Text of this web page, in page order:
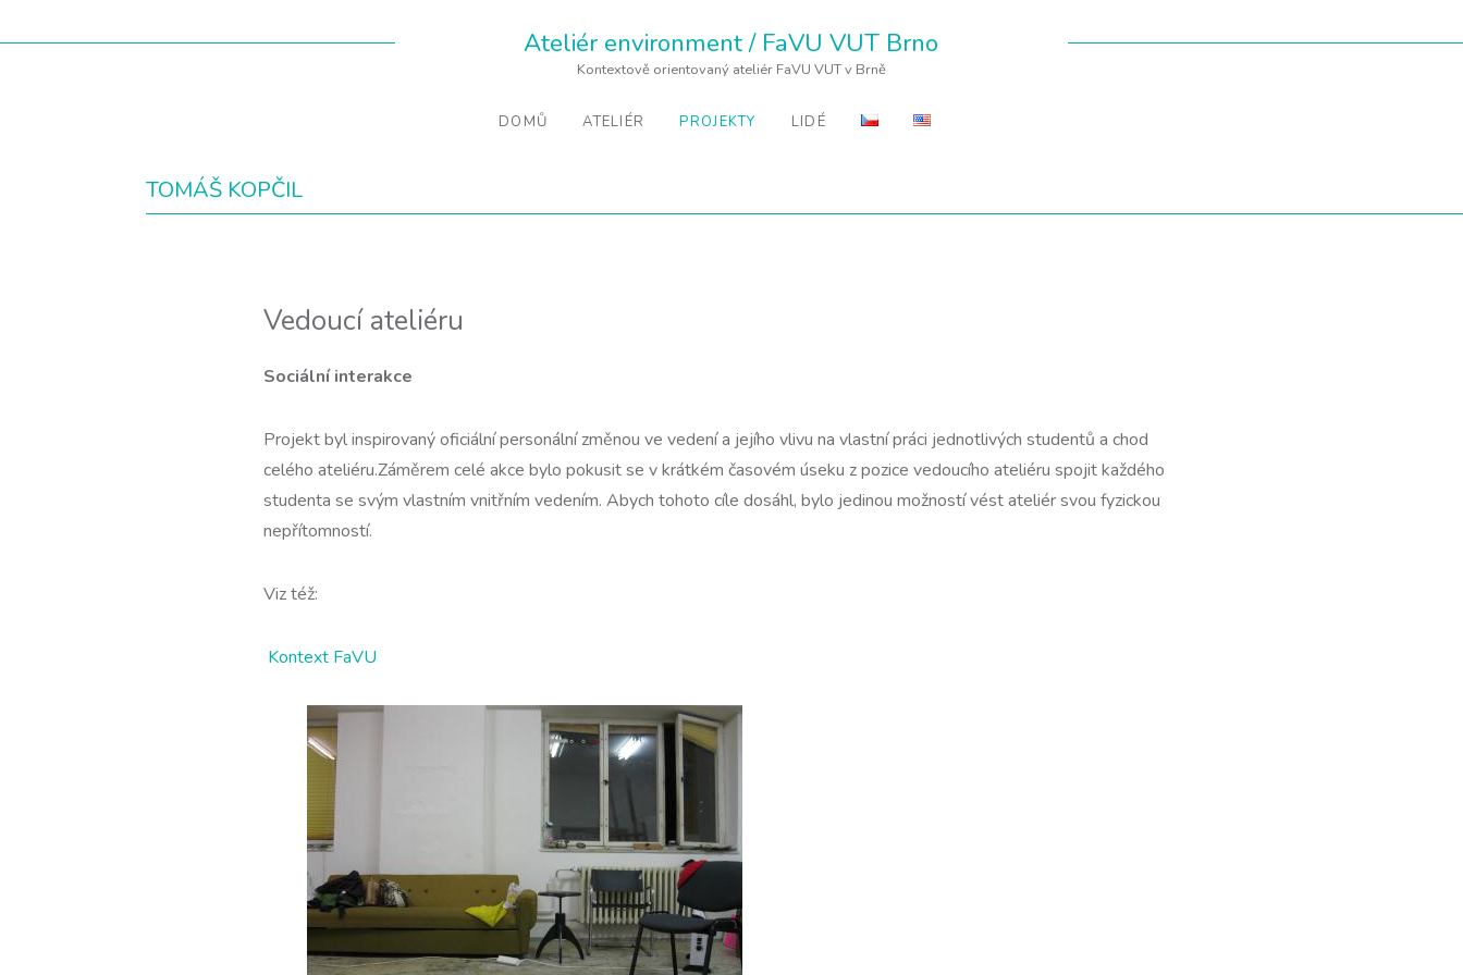
Ateliér environment / FaVU VUT Brno
Kontextově orientovaný ateliér FaVU VUT v Brně
DOMŮ ATELIÉR PROJEKTY LIDÉ
TOMÁŠ KOPČIL
Vedoucí ateliéru
Sociální interakce
Projekt byl inspirovaný oficiální personální změnou ve vedení a jejího vlivu na vlastní práci jednotlivých studentů a chod
celého ateliéru.Záměrem celé akce bylo pokusit se v krátkém časovém úseku z pozice vedoucího ateliéru spojit každého
studenta se svým vlastním vnitřním vedením. Abych tohoto cíle dosáhl, bylo jedinou možností vést ateliér svou fyzickou
nepřítomností.
Viz též:
Kontext FaVU